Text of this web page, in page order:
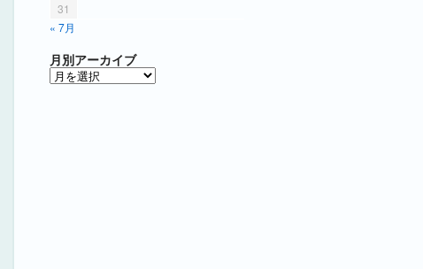
« 7月
31
月別アーカイブ